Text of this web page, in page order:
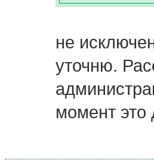
не
уточню.
момент это